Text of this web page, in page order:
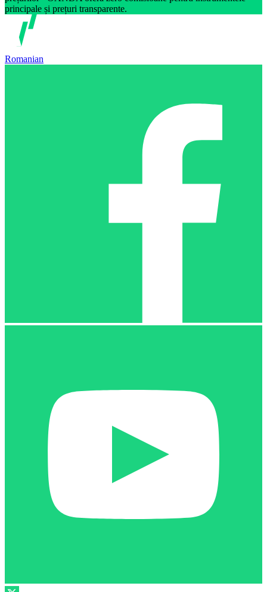
principale și prețuri transparente.
Romanian